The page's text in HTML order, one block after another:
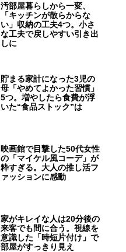
汚部屋暮らしから一変、
「キッチンが散らからな
い」収納の工夫4つ。小さ
な工夫で戻しやすい引き出
しに
貯まる家計になった3児の
母「やめてよかった習慣」
5つ。増やしたら食費が浮
いた“食品ストック”は
映画館で目撃した50代女性
の「マイケル風コーデ」が
粋すぎる。大人の推し活フ
ァッションに感動
家がキレイな人は20分後の
来客でも間に合う。視線を
意識した「時短片付け」で
部屋がすっきり見え